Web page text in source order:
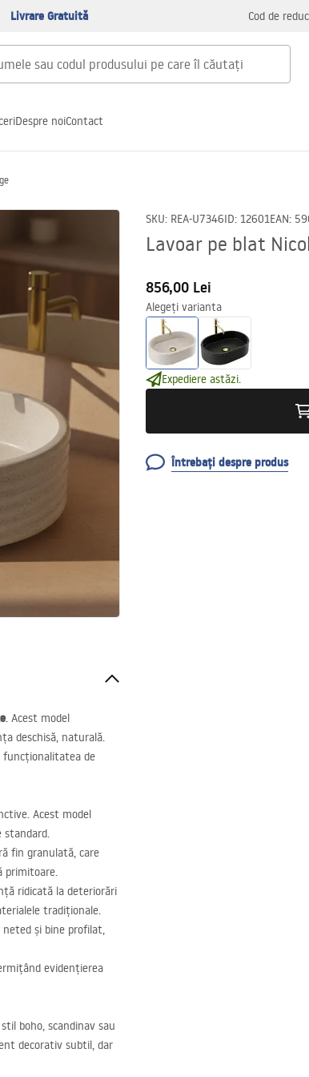
Livrare Gratuită Cod de
Despre noiContact
SKU: REA-U7346ID: 12601EAN:
Lavoar pe blat
856,00 Lei
Alegeți varianta
Expediere astăzi.
Întrebați despre produs
. Acest model
deschisă, naturală.
funcționalitatea de
Acest model
standard.
fin granulată, care
primitoare.
ridicată la deteriorări
tradiționale.
și bine profilat,
evidențierea
boho, scandinav sau
decorativ subtil, dar